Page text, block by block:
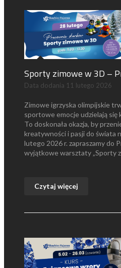
Sporty zimowe w 3D –
Data dodania 11 lutego 2026
Zimowe igrzyska olimpijskie
sportowe emocje udzielają się
To doskonała okazja, by
kreatywności i pasji do świata
lutego 2026 r. zapraszamy do
wyjątkowe warsztaty „Sporty
Czytaj więcej